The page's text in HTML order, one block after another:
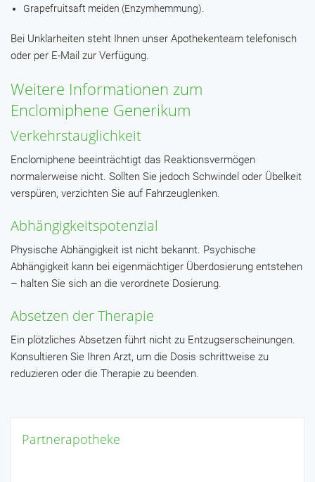
Grapefruitsaft meiden (Enzymhemmung).
Bei Unklarheiten steht Ihnen unser Apothekenteam telefonisch
oder per E-Mail zur Verfügung.
Weitere Informationen zum
Enclomiphene Generikum
Verkehrstauglichkeit
Enclomiphene beeinträchtigt das Reaktionsvermögen
normalerweise nicht. Sollten Sie jedoch Schwindel oder Übelkeit
verspüren, verzichten Sie auf Fahrzeuglenken.
Abhängigkeitspotenzial
Physische Abhängigkeit ist nicht bekannt. Psychische
Abhängigkeit kann bei eigenmächtiger Überdosierung entstehen
– halten Sie sich an die verordnete Dosierung.
Absetzen der Therapie
Ein plötzliches Absetzen führt nicht zu Entzugserscheinungen.
Konsultieren Sie Ihren Arzt, um die Dosis schrittweise zu
reduzieren oder die Therapie zu beenden.
Partnerapotheke